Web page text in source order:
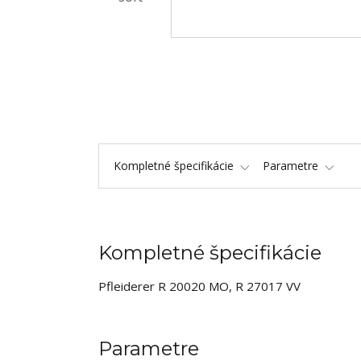
Kompletné špecifikácie Parametre
Kompletné špecifikácie
Pfleiderer R 20020 MO, R 27017 VV
Parametre